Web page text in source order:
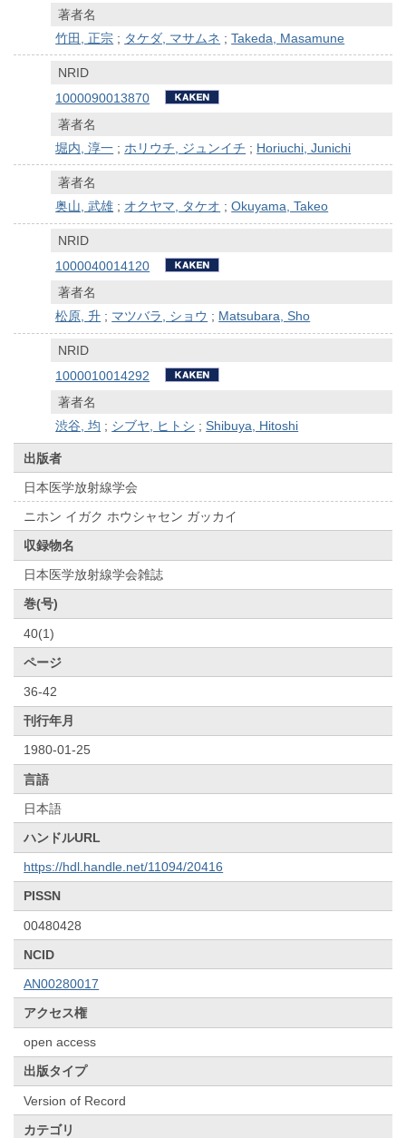
著者名
竹田, 正宗 ; タケダ, マサムネ ;Takeda, Masamune
NRID
1000090013870
著者名
堀内, 淳一 ; ホリウチ, ジュンイチ ; Horiuchi, Junichi
著者名
奥山, 武雄 ; オクヤマ, タケオ ;Okuyama, Takeo
NRID
1000040014120
著者名
松原, 升 ; マツバラ, ショウ ; Matsubara, Sho
NRID
1000010014292
著者名
渋谷, 均 ; シブヤ, ヒトシ ;Shibuya, Hitoshi
出版者
日本医学放射線学会
ニホン イガク ホウシャセン ガッカイ
収録物名
日本医学放射線学会雑誌
巻(号)
40(1)
ページ
36-42
刊行年月
1980-01-25
言語
日本語
ハンドルURL
https://hdl.handle.net/11094/20416
PISSN
00480428
NCID
AN00280017
アクセス権
open access
出版タイプ
Version of Record
カテゴリ